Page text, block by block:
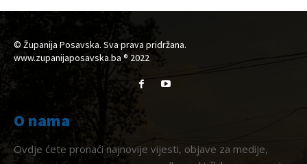
© Županija Posavska. Sva prava pridržana.
www.zupanijaposavska.ba ® 2022
O nama
Ovdje ćete pronaći najnovije vijesti, objave za medije,